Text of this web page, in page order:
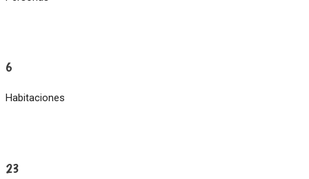
6
Habitaciones
23